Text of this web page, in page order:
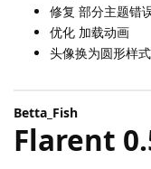
修复 部分主题错
优化 加载动画
头像换为圆形样式
Betta_Fish
Flarent